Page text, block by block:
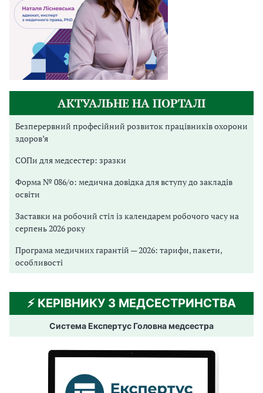
АКТУАЛЬНЕ НА ПОРТАЛІ
Безперервний професійний розвиток працівників охорони
здоров’я
СОПи для медсестер: зразки
Форма № 086/о: медична довідка для вступу до закладів
освіти
Заставки на робочий стіл із календарем робочого часу на
серпень 2026 року
Програма медичних гарантій — 2026: тарифи, пакети,
особливості
⚡️ КЕРІВНИКУ З МЕДСЕСТРИНСТВА
Система Експертус Головна медсестра